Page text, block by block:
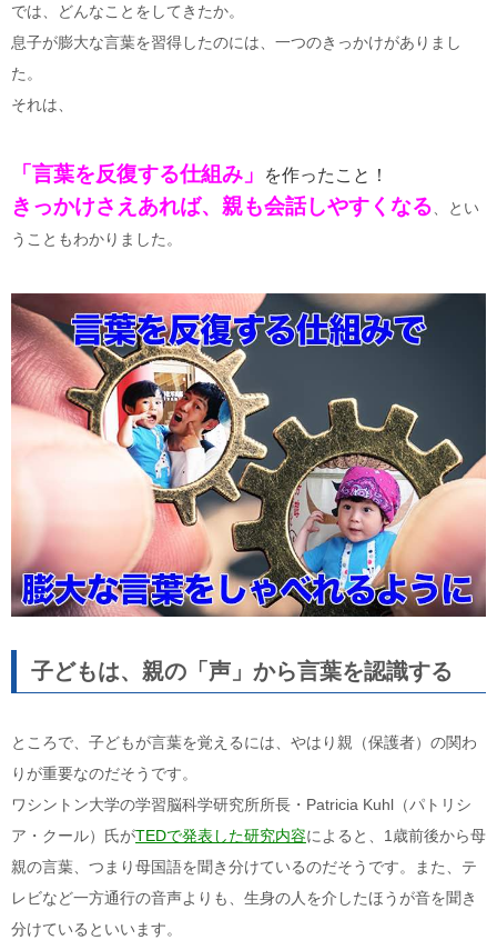
では、どんなことをしてきたか。
息子が膨大な言葉を習得したのには、一つのきっかけがありまし
た。
それは、
「言葉を反復する仕組み」 を作ったこと！
きっかけさえあれば、親も会話しやすくなる 、とい
うこともわかりました。
子どもは、親の「声」から言葉を認識する
ところで、子どもが言葉を覚えるには、やはり親（保護者）の関わ
りが重要なのだそうです。
ワシントン大学の学習脳科学研究所所長・Patricia Kuhl（パトリシ
ア・クール）氏がTEDで発表した研究内容によると、1歳前後から母
親の言葉、つまり母国語を聞き分けているのだそうです。また、テ
レビなど一方通行の音声よりも、生身の人を介したほうが音を聞き
分けているといいます。